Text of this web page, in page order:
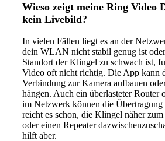
Wieso zeigt meine Ring Video
kein Livebild?
In vielen Fällen liegt es an der
dein WLAN nicht stabil genug ist
Standort der Klingel zu schwach ist,
Video oft nicht richtig. Die App kann
Verbindung zur Kamera aufbauen
hängen. Auch ein überlasteter Router
im Netzwerk können die Übertragung
reicht es schon, die Klingel näher
oder einen Repeater
hilft aber.